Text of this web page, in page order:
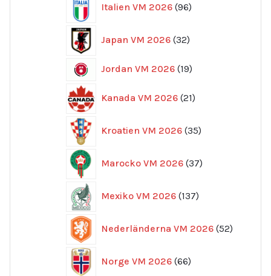
Italien VM 2026 96
produkter
Japan VM 2026 32
produkter
Jordan VM 2026 1919
Kanada VM 2026 21
produkter
Kroatien VM 2026 35
produkter
Marocko VM 2026 37
produkter
Mexiko VM 2026 137
produkter
Nederländerna VM 2026 52
Norge VM 2026 66
produkter